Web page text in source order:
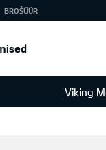
BROŠÜÜR
Viking
hooldus ja